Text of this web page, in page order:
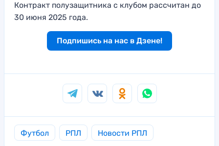
Контракт полузащитника с клубом рассчитан до
30 июня 2025 года.
Подпишись на нас в Дзене!
Футбол РПЛ Новости РПЛ